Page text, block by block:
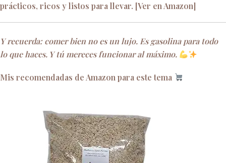
prácticos, ricos y listos para llevar. [Ver en Amazon]
Y recuerda: comer bien no es un lujo. Es gasolina para todo
lo que haces. Y tú mereces funcionar al máximo.
Mis recomendadas de Amazon para este tema